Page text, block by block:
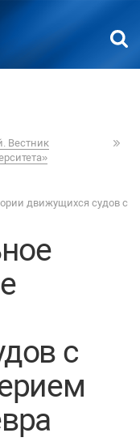
Вестник
движущихся судов с
с